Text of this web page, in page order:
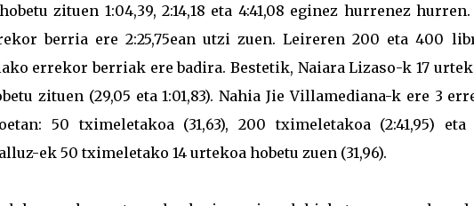
zituen 1:04,39, 2:14,18 eta 4:41,08 eginez hurrenez
berria ere 2:25,75ean utzi zuen. Leireren 200 eta 400
errekor berriak ere badira. Bestetik, Naiara Lizaso-k 17
zituen (29,05 eta 1:01,83). Nahia Jie Villamediana-k ere 3
50 tximeletakoa (31,63), 200 tximeletakoa (2:41,95) eta
ek 50 tximeletako 14 urtekoa hobetu zuen (31,96).